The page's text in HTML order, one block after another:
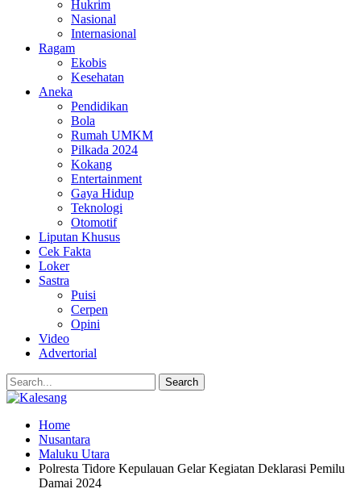
Hukrim
Nasional
Internasional
Ragam
Ekobis
Kesehatan
Aneka
Pendidikan
Bola
Rumah UMKM
Pilkada 2024
Kokang
Entertainment
Gaya Hidup
Teknologi
Otomotif
Liputan Khusus
Cek Fakta
Loker
Sastra
Puisi
Cerpen
Opini
Video
Advertorial
Home
Nusantara
Maluku Utara
Polresta Tidore Kepulauan Gelar Kegiatan Deklarasi Pemilu
Damai 2024